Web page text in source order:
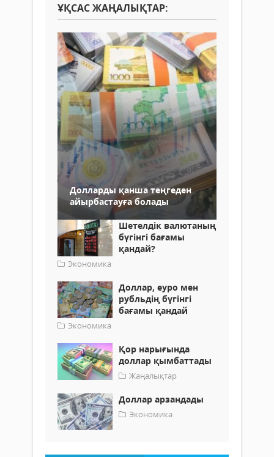
ҰҚСАС ЖАҢАЛЫҚТАР:
Долларды қанша теңгеден
айырбастауға болады
Шетелдік валютаның
бүгінгі бағамы
қандай?
Экономика
Доллар, еуро мен
рубльдің бүгінгі
бағамы қандай
Экономика
Қор нарығында
доллар қымбаттады
Жаңалықтар
Доллар арзандады
Экономика